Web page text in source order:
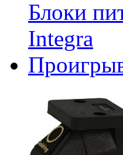
Блоки
Integra